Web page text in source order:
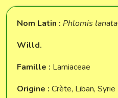
Nom Latin : Phlomis lanata
Willd.
Famille : Lamiaceae
Origine : Crète, Liban, Syrie